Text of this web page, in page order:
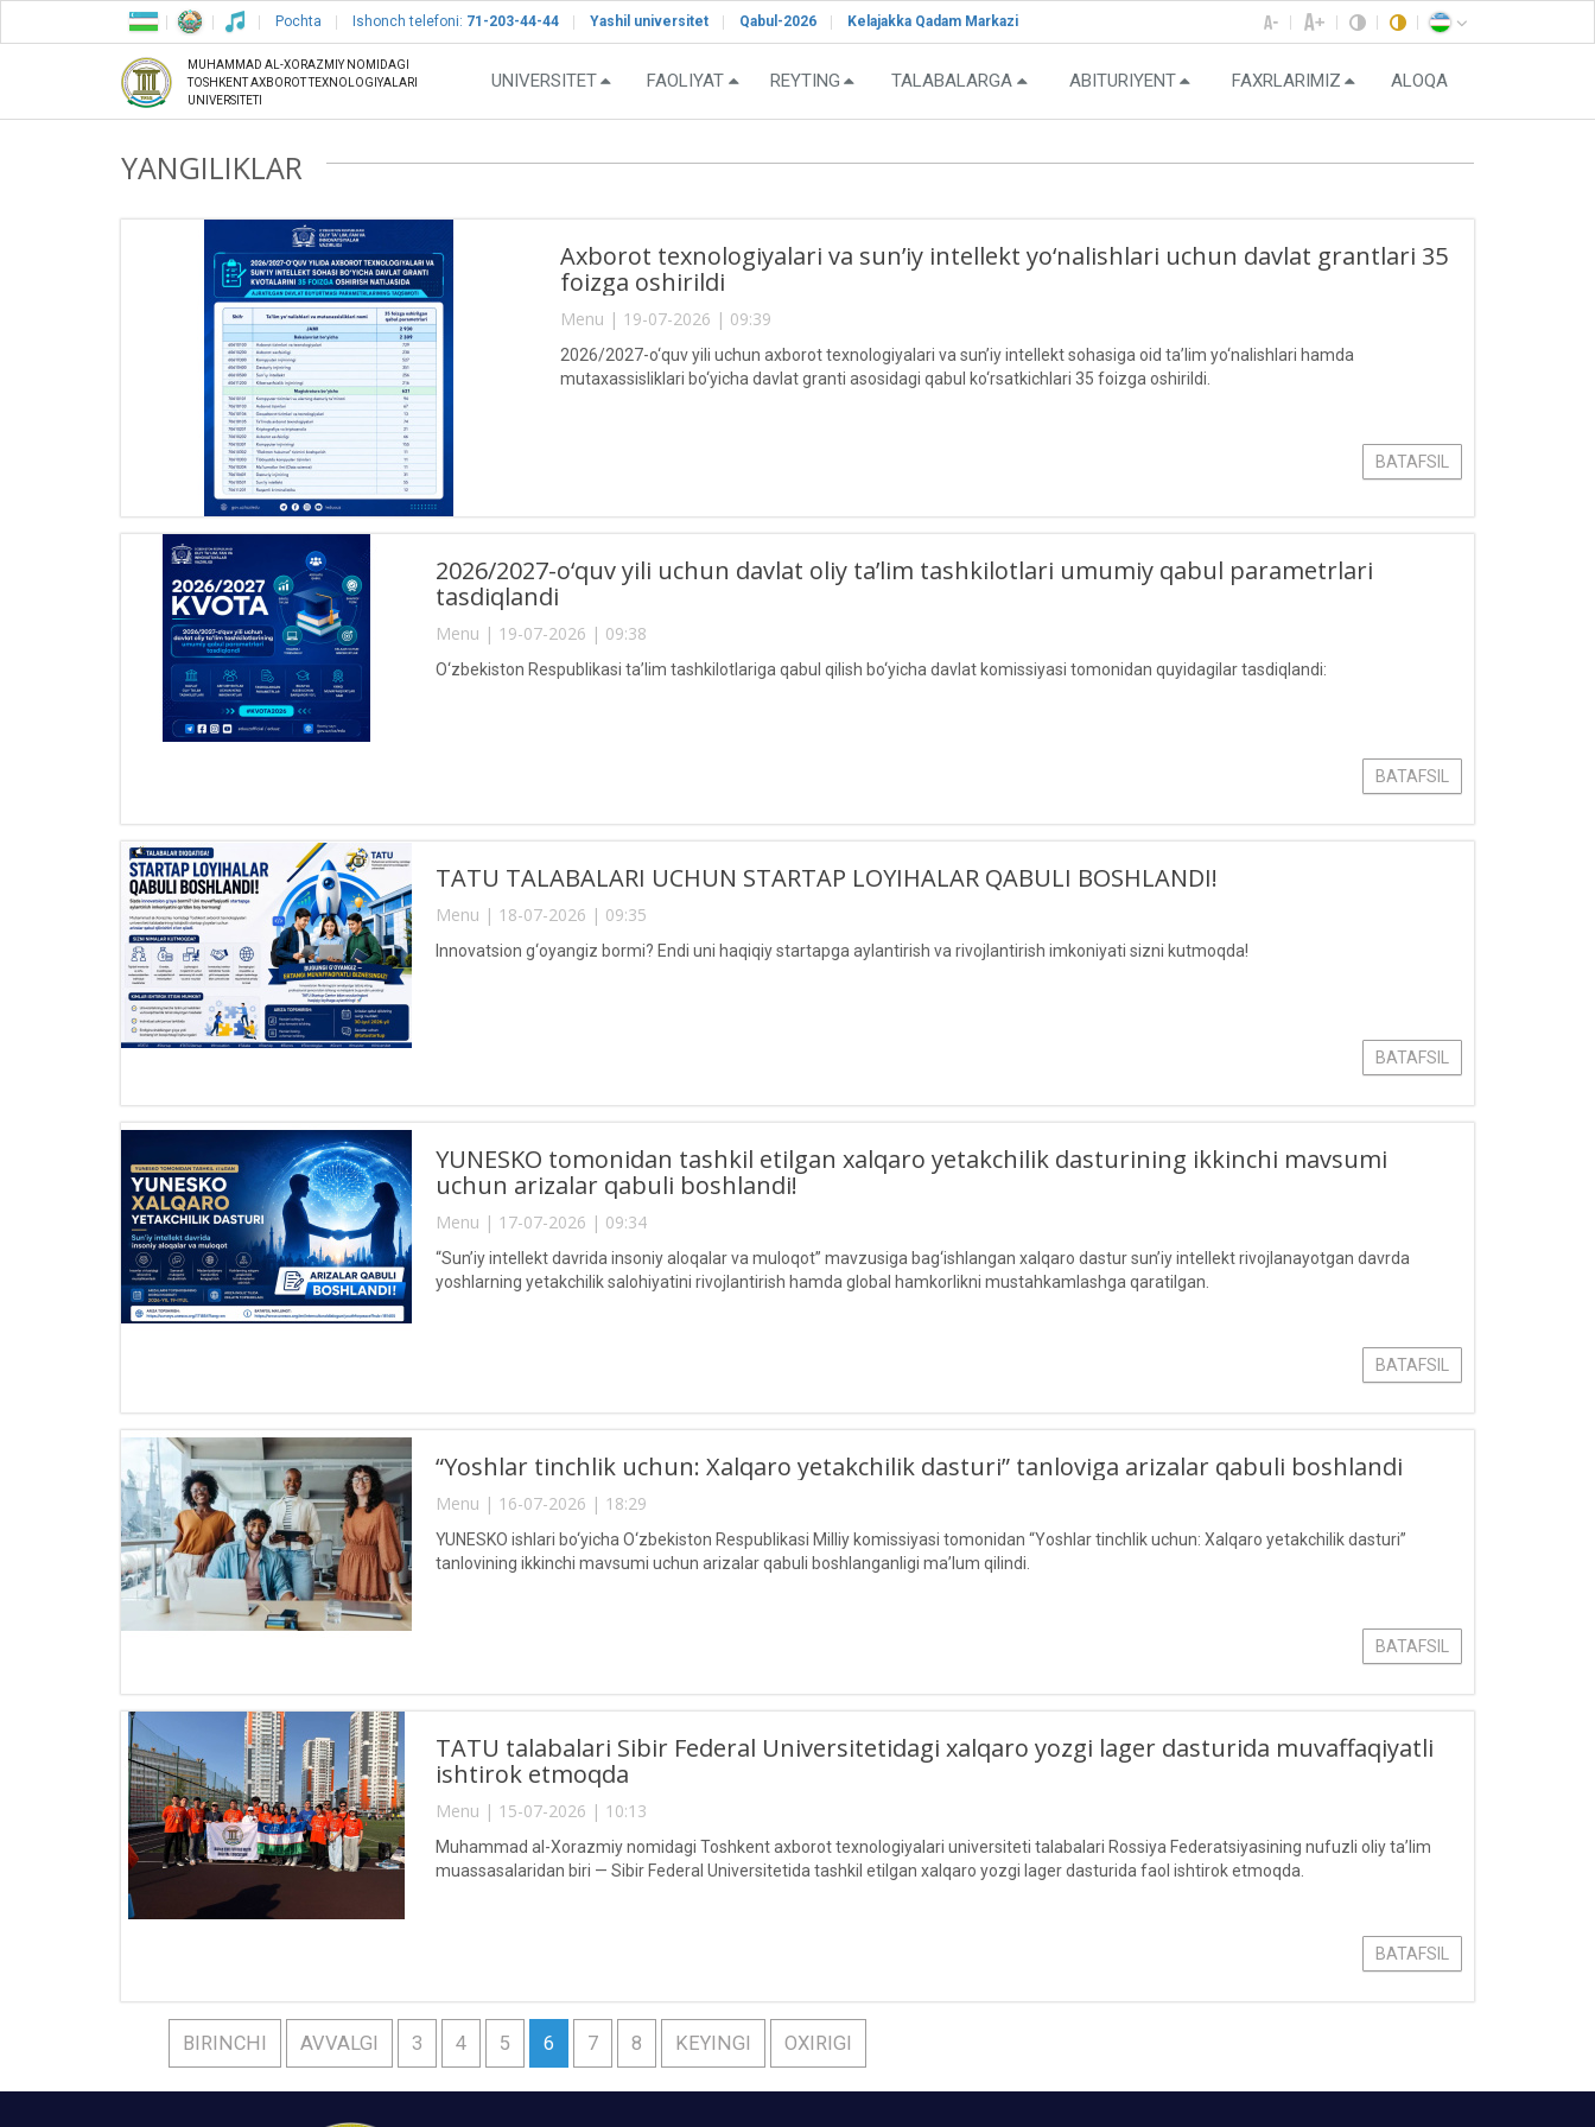
Pochta Ishonch telefoni: 71-203-44-44 Yashil universitet Qabul-2026 Kelajakka Qadam Markazi
MUHAMMAD AL-XORAZMIY NOMIDAGI
TOSHKENT AXBOROT TEXNOLOGIYALARI
UNIVERSITETI
UNIVERSITET FAOLIYAT REYTING TALABALARGA ABITURIYENT FAXRLARIMIZ ALOQA
YANGILIKLAR
Axborot texnologiyalari va sun’iy intellekt yo‘nalishlari uchun davlat grantlari 35
foizga oshirildi
Menu | 19-07-2026 | 09:39
2026/2027-o‘quv yili uchun axborot texnologiyalari va sun’iy intellekt sohasiga oid ta’lim yo‘nalishlari hamda
mutaxassisliklari bo‘yicha davlat granti asosidagi qabul ko‘rsatkichlari 35 foizga oshirildi.
BATAFSIL
2026/2027-o‘quv yili uchun davlat oliy ta’lim tashkilotlari umumiy qabul parametrlari
tasdiqlandi
Menu | 19-07-2026 | 09:38
O‘zbekiston Respublikasi ta’lim tashkilotlariga qabul qilish bo‘yicha davlat komissiyasi tomonidan quyidagilar tasdiqlandi:
BATAFSIL
TATU TALABALARI UCHUN STARTAP LOYIHALAR QABULI BOSHLANDI!
Menu | 18-07-2026 | 09:35
Innovatsion g‘oyangiz bormi? Endi uni haqiqiy startapga aylantirish va rivojlantirish imkoniyati sizni kutmoqda!
BATAFSIL
YUNESKO tomonidan tashkil etilgan xalqaro yetakchilik dasturining ikkinchi mavsumi
uchun arizalar qabuli boshlandi!
Menu | 17-07-2026 | 09:34
“Sun’iy intellekt davrida insoniy aloqalar va muloqot” mavzusiga bag‘ishlangan xalqaro dastur sun’iy intellekt rivojlanayotgan davrda
yoshlarning yetakchilik salohiyatini rivojlantirish hamda global hamkorlikni mustahkamlashga qaratilgan.
BATAFSIL
“Yoshlar tinchlik uchun: Xalqaro yetakchilik dasturi” tanloviga arizalar qabuli boshlandi
Menu | 16-07-2026 | 18:29
YUNESKO ishlari bo‘yicha O‘zbekiston Respublikasi Milliy komissiyasi tomonidan “Yoshlar tinchlik uchun: Xalqaro yetakchilik dasturi”
tanlovining ikkinchi mavsumi uchun arizalar qabuli boshlanganligi ma’lum qilindi.
BATAFSIL
TATU talabalari Sibir Federal Universitetidagi xalqaro yozgi lager dasturida muvaffaqiyatli
ishtirok etmoqda
Menu | 15-07-2026 | 10:13
Muhammad al-Xorazmiy nomidagi Toshkent axborot texnologiyalari universiteti talabalari Rossiya Federatsiyasining nufuzli oliy ta’lim
muassasalaridan biri — Sibir Federal Universitetida tashkil etilgan xalqaro yozgi lager dasturida faol ishtirok etmoqda.
BATAFSIL
BIRINCHI AVVALGI 3 4 5 6 7 8 KEYINGI OXIRIGI